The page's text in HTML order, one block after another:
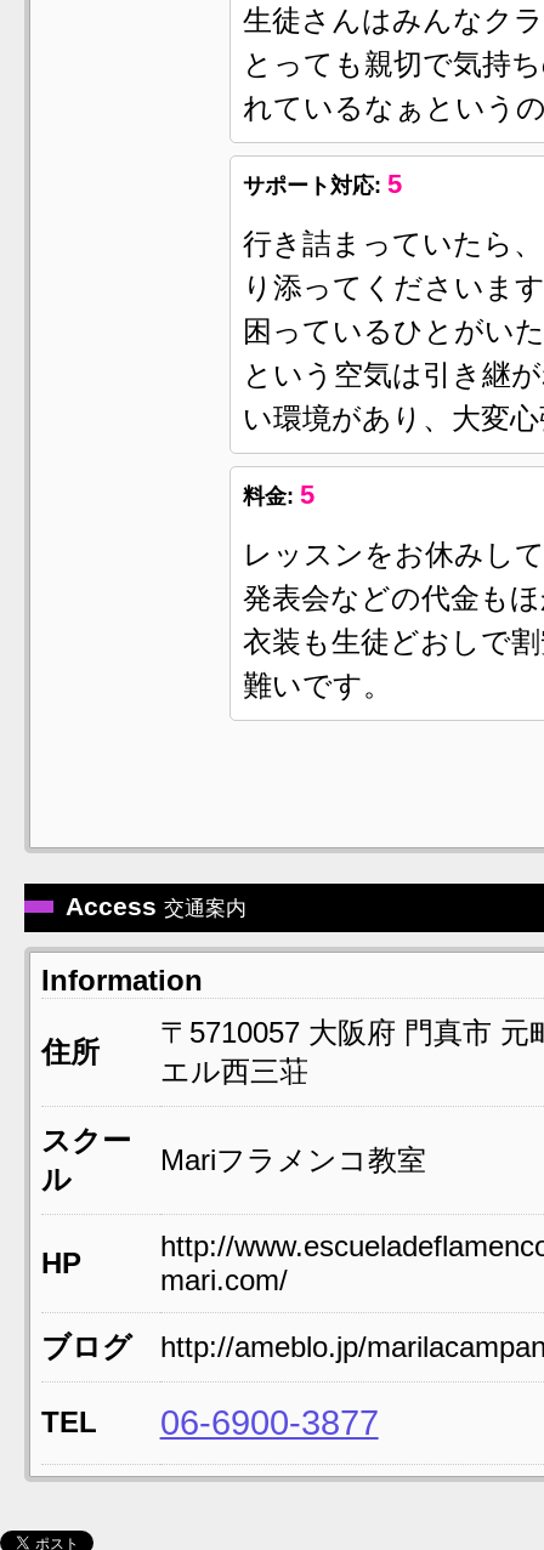
生徒さんはみんなク
とっても親切で気持
れているなぁという
サポート対応: 5
行き詰まっていたら
り添ってくださいま
困っているひとがい
という空気は引き継
い環境があり、大変
料金: 5
レッスンをお休みし
発表会などの代金も
衣装も生徒どおしで
難いです。
Access 交通案内
Information
住所
〒5710057 大阪府 門真市 元
エル西三荘
スクー
ル
Mariフラメンコ教室
HP
http://
mari.com/
ブログ http://ameblo.jp/
TEL 06-6900-3877